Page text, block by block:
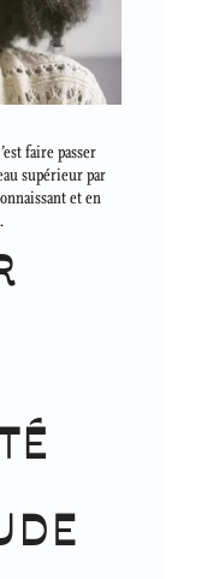
faire passer
supérieur par
et en